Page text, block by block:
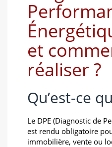
et
réaliser ?
Qu’est-ce
Le DPE (Diagnostic de
est rendu obligatoire
immobilière, vente ou